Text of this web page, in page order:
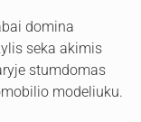
domina
seka akimis
stumdomas
modeliuku.